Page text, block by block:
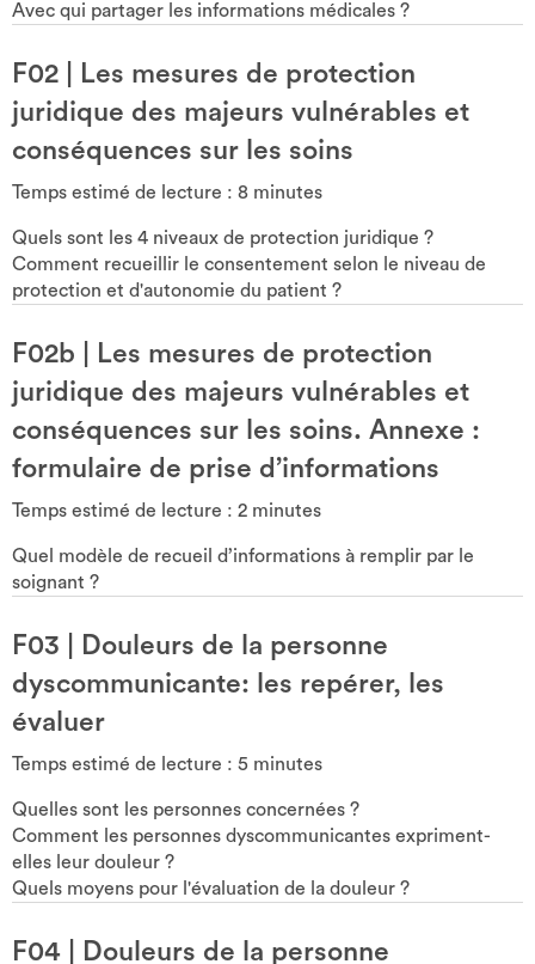
Avec qui partager les informations médicales ?
F02
Les mesures de protection
juridique des majeurs vulnérables et
conséquences sur les soins
Temps estimé de lecture : 8 minutes
Quels sont les 4 niveaux de protection juridique ?
Comment recueillir le consentement selon le niveau de
protection et d'autonomie du patient ?
F02b
Les mesures de protection
juridique des majeurs vulnérables et
conséquences sur les soins. Annexe :
formulaire de prise d’informations
Temps estimé de lecture : 2 minutes
Quel modèle de recueil d’informations à remplir par le
soignant ?
F03
Douleurs de la personne
dyscommunicante: les repérer, les
évaluer
Temps estimé de lecture : 5 minutes
Quelles sont les personnes concernées ?
Comment les personnes dyscommunicantes expriment-
elles leur douleur ?
Quels moyens pour l'évaluation de la douleur ?
F04
Douleurs de la personne